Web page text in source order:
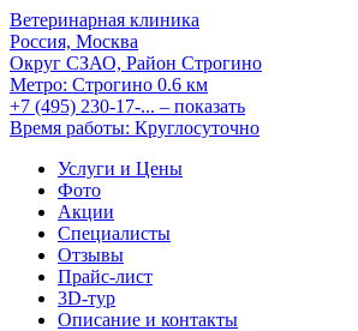
Ветеринарная клиника
Россия, Москва
Округ СЗАО, Район Строгино
Метро: Строгино 0.6 км
+7 (495) 230-17-... – показать
Время работы: Круглосуточно
Услуги и Цены
Фото
Акции
Специалисты
Отзывы
Прайс-лист
3D-тур
Описание и контакты